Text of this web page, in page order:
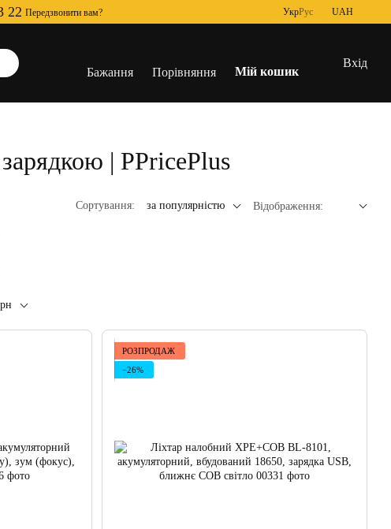
22 Передзвонити вам? УкрРус UAH
Бажання Порівняння Мій кошик
Вхід
зарядкою | PPricePlus
Сортування: за популярністю Відображення:
РОЗПРОДАЖ
−26%